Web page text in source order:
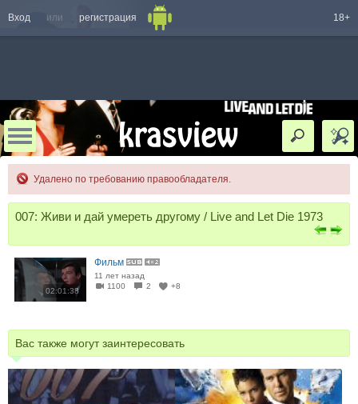
Вход или регистрация 18+
Удалено по требованию правообладателя.
007: Живи и дай умереть другому / Live and Let Die 1973
02:01:38
Фильм
11 лет назад
1100
2 +8
Вас также могут заинтересовать